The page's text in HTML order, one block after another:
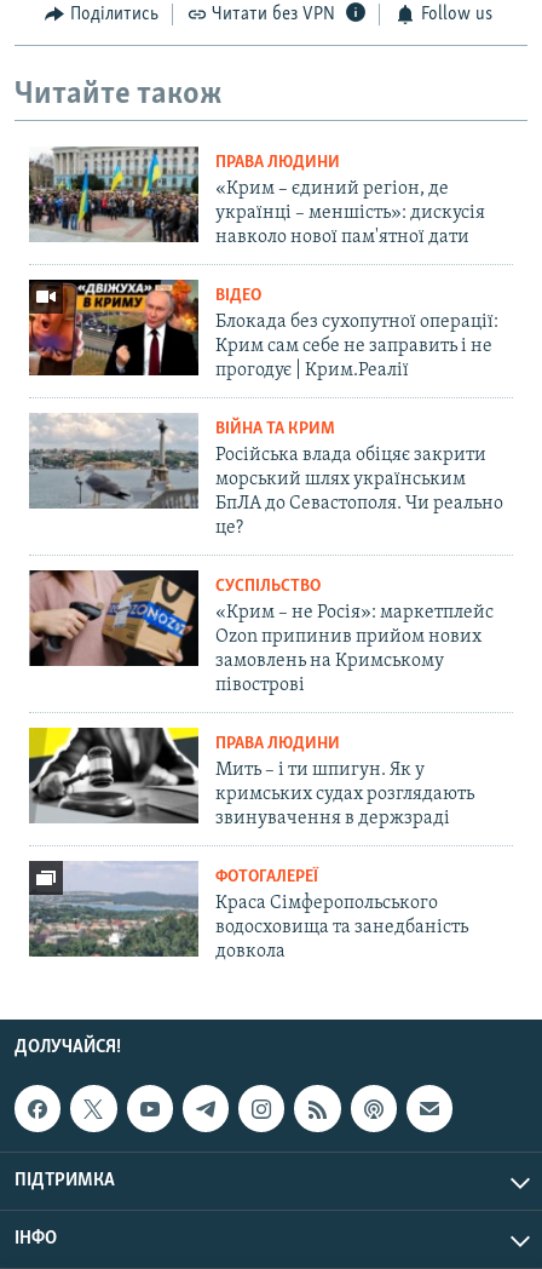
Поділитись Читати без VPN Follow us
Читайте також
ПРАВА ЛЮДИНИ
«Крим – єдиний регіон, де
українці – меншість»: дискусія
навколо нової пам'ятної дати
ВІДЕО
Блокада без сухопутної операції:
Крим сам себе не заправить і не
прогодує | Крим.Реалії
ВІЙНА ТА КРИМ
Російська влада обіцяє закрити
морський шлях українським
БпЛА до Севастополя. Чи реально
це?
СУСПІЛЬСТВО
«Крим – не Росія»: маркетплейс
Ozon припинив прийом нових
замовлень на Кримському
півострові
ПРАВА ЛЮДИНИ
Мить – і ти шпигун. Як у
кримських судах розглядають
звинувачення в держзраді
ФОТОГАЛЕРЕЇ
Краса Сімферопольського
водосховища та занедбаність
довкола
ДОЛУЧАЙСЯ!
ПІДТРИМКА
ІНФО